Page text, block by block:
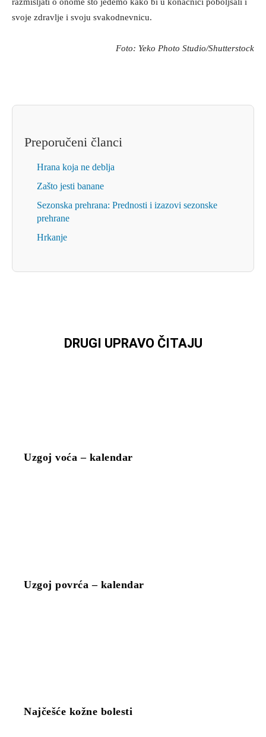
svoje zdravlje i svoju svakodnevnicu.
Foto: Yeko Photo Studio/Shutterstock
Preporučeni članci
Hrana koja ne deblja
Zašto jesti banane
Sezonska prehrana: Prednosti i izazovi sezonske
prehrane
Hrkanje
DRUGI UPRAVO ČITAJU
Uzgoj voća – kalendar
Uzgoj povrća – kalendar
Najčešće kožne bolesti